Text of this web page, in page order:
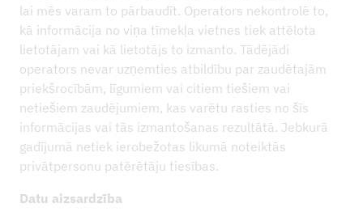
lai mēs varam to pārbaudīt. Operators nekontrolē to,
kā informācija no viņa tīmekļa vietnes tiek attēlota
lietotājam vai kā lietotājs to izmanto. Tādējādi
operators nevar uzņemties atbildību par zaudētajām
priekšrocībām, līgumiem vai citiem tiešiem vai
netiešiem zaudējumiem, kas varētu rasties no šīs
informācijas vai tās izmantošanas rezultātā. Jebkurā
gadījumā netiek ierobežotas likumā noteiktās
privātpersonu patērētāju tiesības.
Datu aizsardzība